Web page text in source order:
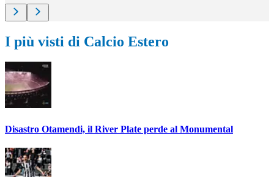
I più visti di Calcio Estero
Disastro Otamendi, il River Plate perde al Monumental